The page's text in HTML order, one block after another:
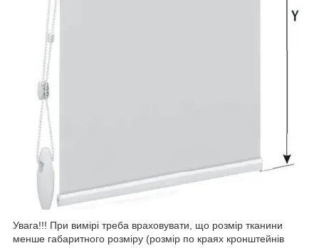
Увага!!! При вимірі треба враховувати, що розмір тканини
менше габаритного розміру (розмір по краях кронштейнів